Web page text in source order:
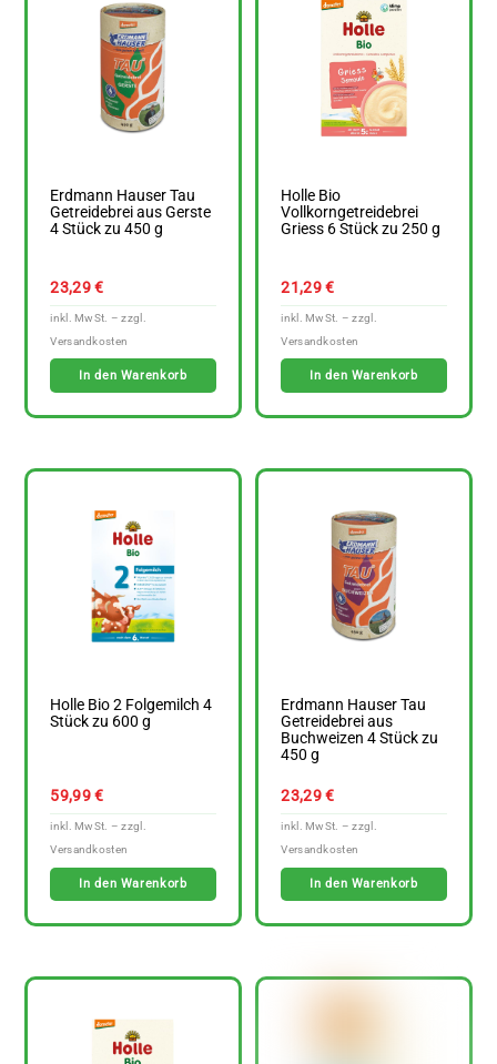
Erdmann Hauser Tau
Getreidebrei aus Gerste
4 Stück zu 450 g
23,29€
In den Warenkorb
Holle Bio
Vollkorngetreidebrei
Griess 6 Stück zu 250 g
21,29€
In den Warenkorb
Holle Bio 2 Folgemilch 4
Stück zu 600 g
59,99€
In den Warenkorb
Erdmann Hauser Tau
Getreidebrei aus
Buchweizen 4 Stück zu
450 g
23,29€
In den Warenkorb